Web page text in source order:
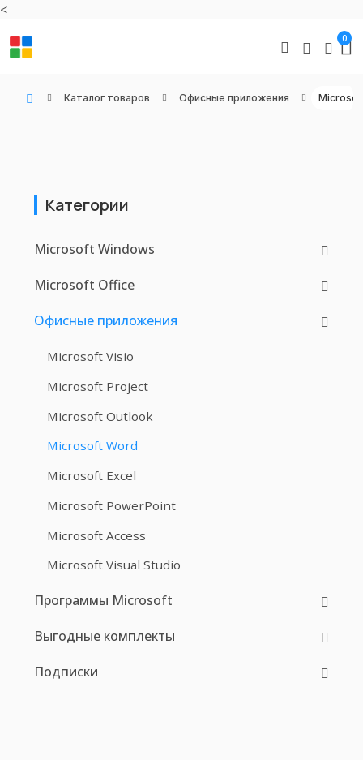
<
0
Каталог товаров Офисные приложения
Категории
Microsoft Windows
Microsoft Office
Офисные приложения
Microsoft Visio
Microsoft Project
Microsoft Outlook
Microsoft Word
Microsoft Excel
Microsoft PowerPoint
Microsoft Access
Microsoft Visual Studio
Программы Microsoft
Выгодные комплекты
Подписки